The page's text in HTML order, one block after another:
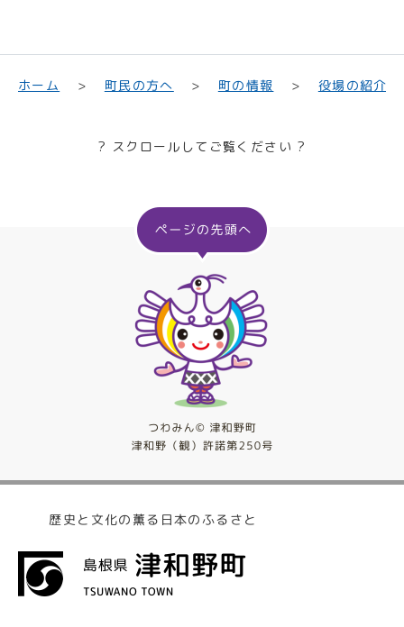
ホーム 町民の方へ 町の情報 役場の紹介
? スクロールしてご覧ください ?
歴史と文化の薫る日本のふるさと